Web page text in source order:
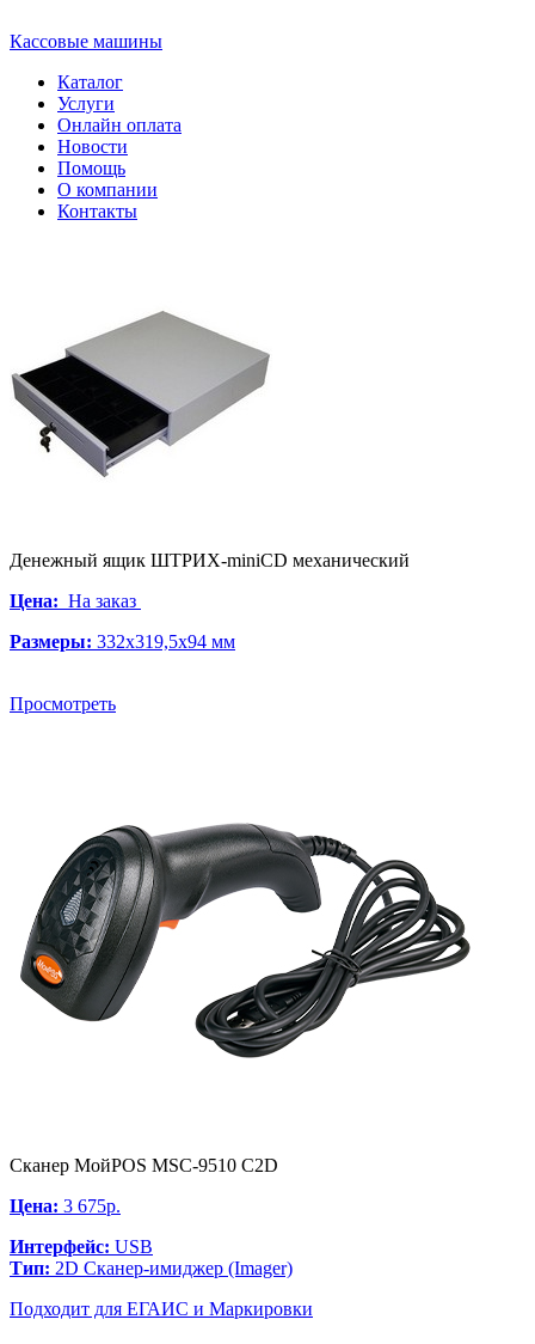
Кассовые машины
Каталог
Услуги
Онлайн оплата
Новости
Помощь
О компании
Контакты
Денежный ящик ШТРИХ-miniCD механический
Цена: На заказ
Размеры: 332x319,5x94 мм
Просмотреть
Сканер МойPOS MSC-9510 C2D
Цена: 3 675р.
Интерфейс: USB
Тип: 2D Сканер-имиджер (Imager)
Подходит для ЕГАИС и Маркировки